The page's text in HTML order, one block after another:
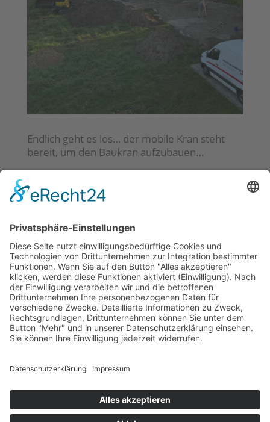
Endlich geht es los… der mobile Kran steht
bereit, um den Baukran aufzubauen…
Neueste Beiträge
Kunstausstellung auf der Baustelle?!
Zwischen Geschichte & Gänsehaut –
Klassenausflug in die Beelitzer Heilstätten
Kann sich langsam mehr als sehen lassen 😁
Bewegungstag 2026
Datenschutz